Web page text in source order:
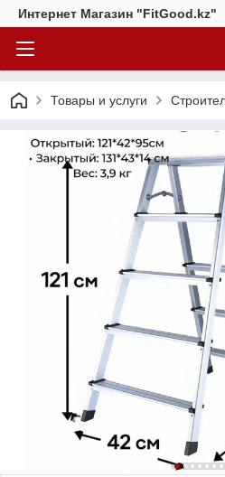
Интернет Магазин "FitGood.kz"
Товары и услуги